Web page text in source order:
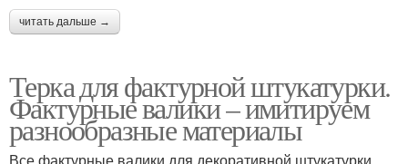
читать дальше →
Терка для фактурной штукатурки.
Фактурные валики – имитируем
разнообразные материалы
Все фактурные валики для декоративной штукатурки